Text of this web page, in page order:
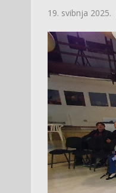
19. svibnja 2025.